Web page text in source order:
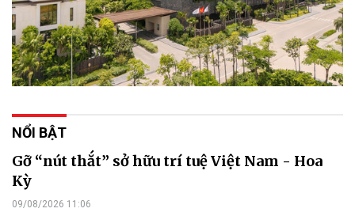
NỔI BẬT
Gỡ “nút thắt” sở hữu trí tuệ Việt Nam - Hoa
Kỳ
09/08/2026 11:06